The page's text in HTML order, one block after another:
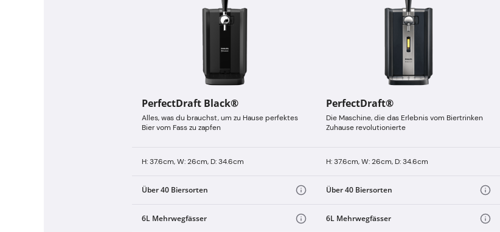
PerfectDraft Black®
Alles, was du brauchst, um zu Hause perfektes
Bier vom Fass zu zapfen
PerfectDraft®
Die Maschine, die das Erlebnis vom Biertrinken
Zuhause revolutionierte
H: 37.6cm, W: 26cm, D: 34.6cm H: 37.6cm, W: 26cm, D: 34.6cm
Über 40 Biersorten Über 40 Biersorten
6L Mehrwegfässer 6L Mehrwegfässer